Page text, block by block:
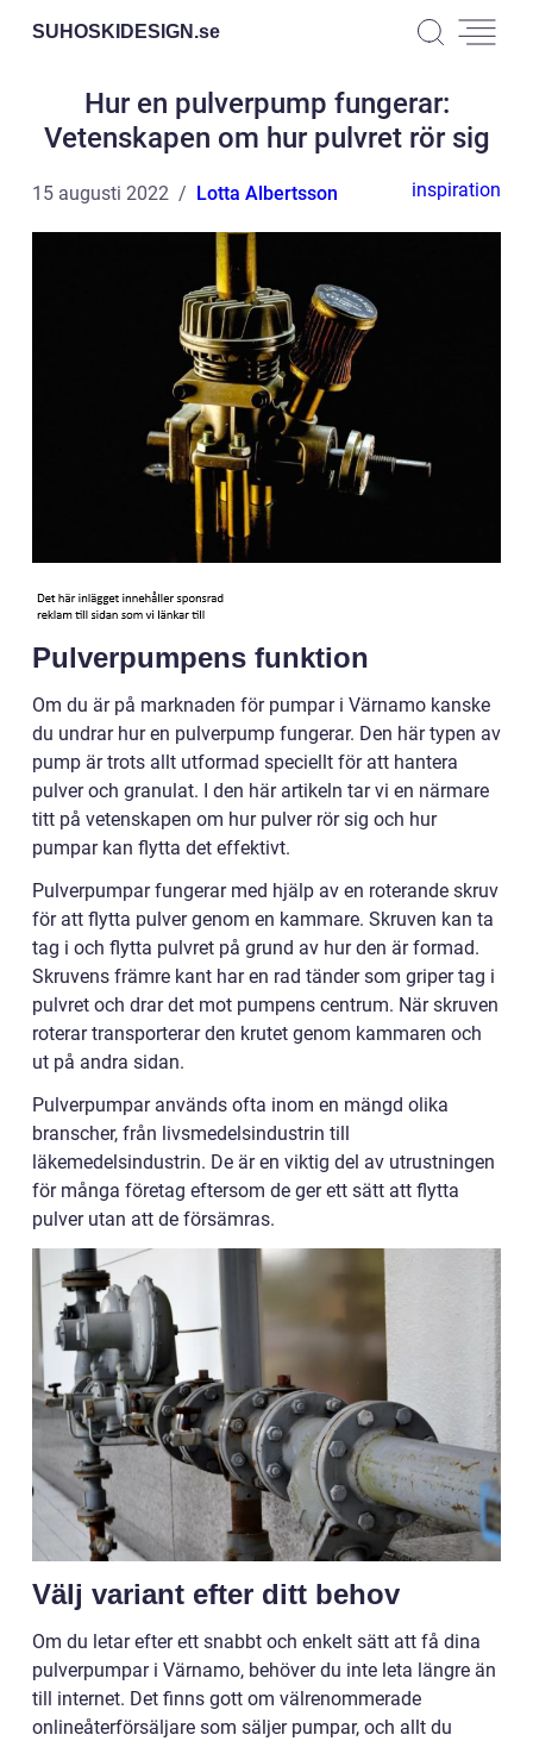
SUHOSKIDESIGN.se
Hur en pulverpump fungerar:
Vetenskapen om hur pulvret rör sig
15 augusti 2022 Lotta Albertsson inspiration
Pulverpumpens funktion
Om du är på marknaden för pumpar i Värnamo kanske
du undrar hur en pulverpump fungerar. Den här typen av
pump är trots allt utformad speciellt för att hantera
pulver och granulat. I den här artikeln tar vi en närmare
titt på vetenskapen om hur pulver rör sig och hur
pumpar kan flytta det effektivt.
Pulverpumpar fungerar med hjälp av en roterande skruv
för att flytta pulver genom en kammare. Skruven kan ta
tag i och flytta pulvret på grund av hur den är formad.
Skruvens främre kant har en rad tänder som griper tag i
pulvret och drar det mot pumpens centrum. När skruven
roterar transporterar den krutet genom kammaren och
ut på andra sidan.
Pulverpumpar används ofta inom en mängd olika
branscher, från livsmedelsindustrin till
läkemedelsindustrin. De är en viktig del av utrustningen
för många företag eftersom de ger ett sätt att flytta
pulver utan att de försämras.
Välj variant efter ditt behov
Om du letar efter ett snabbt och enkelt sätt att få dina
pulverpumpar i Värnamo, behöver du inte leta längre än
till internet. Det finns gott om välrenommerade
onlineåterförsäljare som säljer pumpar, och allt du